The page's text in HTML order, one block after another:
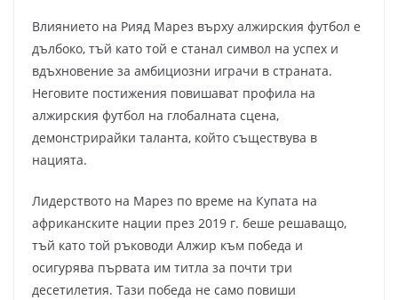
Влиянието на Рияд Марез върху алжирския футбол е
дълбоко, тъй като той е станал символ на успех и
вдъхновение за амбициозни играчи в страната.
Неговите постижения повишават профила на
алжирския футбол на глобалната сцена,
демонстрирайки таланта, който съществува в
нацията.
Лидерството на Марез по време на Купата на
африканските нации през 2019 г. беше решаващо,
тъй като той ръководи Алжир към победа и
осигурява първата им титла за почти три
десетилетия. Тази победа не само повиши